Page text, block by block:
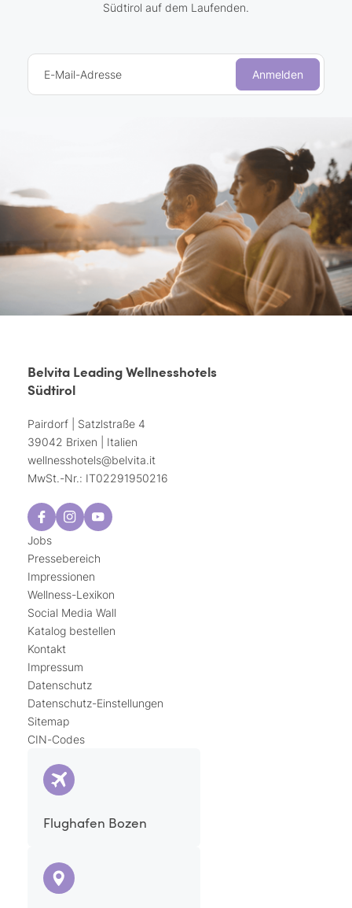
Südtirol auf dem Laufenden.
E-Mail-Adresse Anmelden
Belvita Leading Wellnesshotels
Südtirol
Pairdorf | Satzlstraße 4
39042 Brixen | Italien
wellnesshotels@belvita.it
MwSt.-Nr.: IT02291950216
Jobs
Pressebereich
Impressionen
Wellness-Lexikon
Social Media Wall
Katalog bestellen
Kontakt
Impressum
Datenschutz
Datenschutz-Einstellungen
Sitemap
CIN-Codes
Flughafen Bozen